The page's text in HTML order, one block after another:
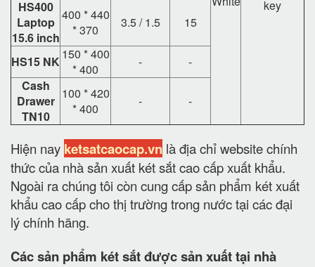
key
HS400
Laptop
15.6 inch
400 * 440
* 370
3.5 / 1.5 15
HS15 NK 150 * 400
* 400
-
-
Cash
Drawer
TN10
100 * 420
* 400
- -
Hiện nay ketsatcaocap.vn là địa chỉ website chính
thức của nhà sản xuất két sắt cao cấp xuất khẩu.
Ngoài ra chúng tôi còn cung cấp sản phẩm két xuất
khẩu cao cấp cho thị trường trong nước tại các đại
lý chính hãng.
Các sản phẩm két sắt được sản xuất tại nhà